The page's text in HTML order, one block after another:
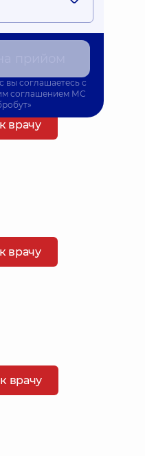
09.08.2026 13:00
врачу
врачу
врачу
вы соглашаетесь с
соглашением МС